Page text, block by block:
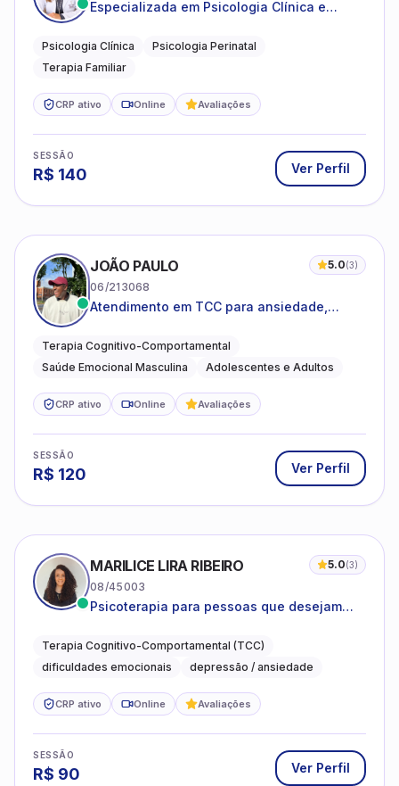
Especializada em Psicologia Clínica e
famílias
Psicologia Clínica
Psicologia Perinatal
Terapia Familiar
CRP ativo Online Avaliações
SESSÃO
R$ 140 Ver Perfil
JOÃO PAULO 5.0(3)
06/213068
Atendimento em TCC para ansiedade,
emocional
Terapia Cognitivo-Comportamental
Saúde Emocional Masculina
Adolescentes e Adultos
CRP ativo Online Avaliações
SESSÃO
R$ 120 Ver Perfil
MARILICE LIRA RIBEIRO 5.0(3)
08/45003
Psicoterapia para pessoas que desejam
dificuldades do dia a dia
Terapia Cognitivo-Comportamental (TCC)
dificuldades emocionais
depressão / ansiedade
CRP ativo Online Avaliações
SESSÃO
R$ 90 Ver Perfil